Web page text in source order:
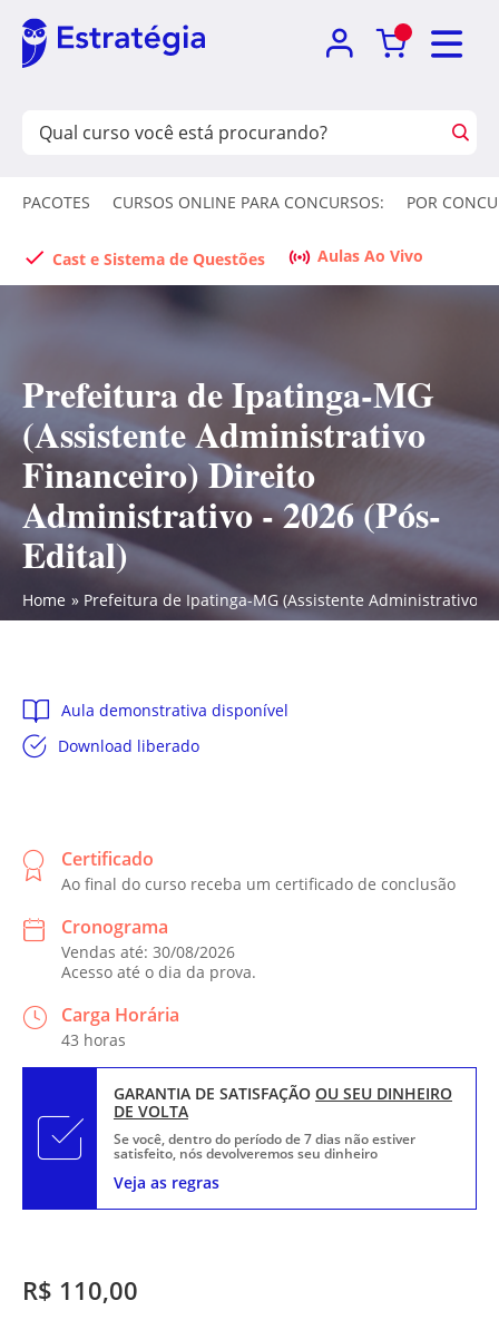
PACOTES CURSOS ONLINE PARA CONCURSOS: POR
Cast e Sistema de Questões Aulas Ao Vivo
Prefeitura de Ipatinga-MG
(Assistente Administrativo
Financeiro) Direito
Administrativo - 2026 (Pós-
Edital)
Home Prefeitura de Ipatinga-MG (Assistente Administrativo
Aula demonstrativa disponível
Download liberado
R$ 110,00
Certificado
Ao final do curso receba um certificado de conclusão
Cronograma
Vendas até: 30/08/2026
Acesso até o dia da prova.
Carga Horária
43 horas
GARANTIA DE SATISFAÇÃO OU SEU DINHEIRO
DE VOLTA
Se você, dentro do período de 7 dias não estiver
satisfeito, nós devolveremos seu dinheiro
Veja as regras